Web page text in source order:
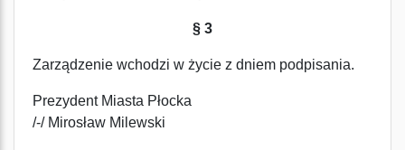
§ 3
Zarządzenie wchodzi w życie z dniem podpisania.
Prezydent Miasta Płocka
/-/ Mirosław Milewski